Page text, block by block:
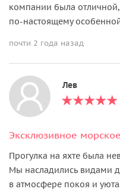
компании была отличной,
по‑настоящему
почти 2 года назад
Лев
Прогулка на яхте была
Мы насладились видами
в атмосфере покоя и